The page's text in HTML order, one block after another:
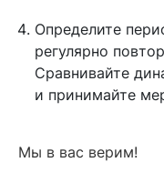
Определите
регулярно
Сравнивайте
и принимайте
Мы в вас верим!